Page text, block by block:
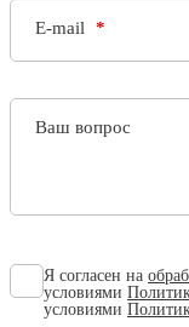
E-mail
Ваш вопрос
Я согласен на
условиями
условиями